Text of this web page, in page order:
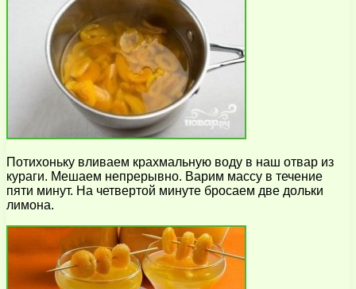
Потихоньку вливаем крахмальную воду в наш отвар из
кураги. Мешаем непрерывно. Варим массу в течение
пяти минут. На четвертой минуте бросаем две дольки
лимона.